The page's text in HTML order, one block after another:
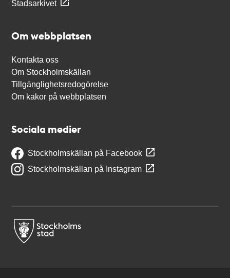
Stadsarkivet
Om webbplatsen
Kontakta oss
Om Stockholmskällan
Tillgänglighetsredogörelse
Om kakor på webbplatsen
Sociala medier
Stockholmskällan på Facebook
Stockholmskällan på Instagram